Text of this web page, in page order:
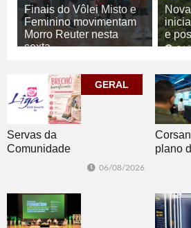
Finais do Vôlei Misto e
Feminino movimentam
Morro Reuter nesta
sexta
ESPORTE
e
06/
GERAL
Servas da
Comunidade
06/08/2026
plano